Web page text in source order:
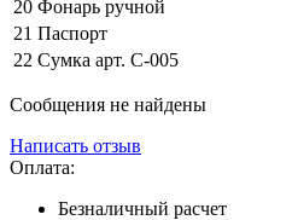
20 Фонарь ручной
21 Паспорт
22 Сумка арт. С-005
Сообщения не найдены
Написать отзыв
Оплата:
Безналичный расчет